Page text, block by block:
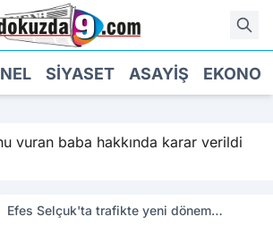
SIYASET ASAYIŞ
vuran baba hakkında karar verildi
Efes Selçuk'ta trafikte yeni dönem